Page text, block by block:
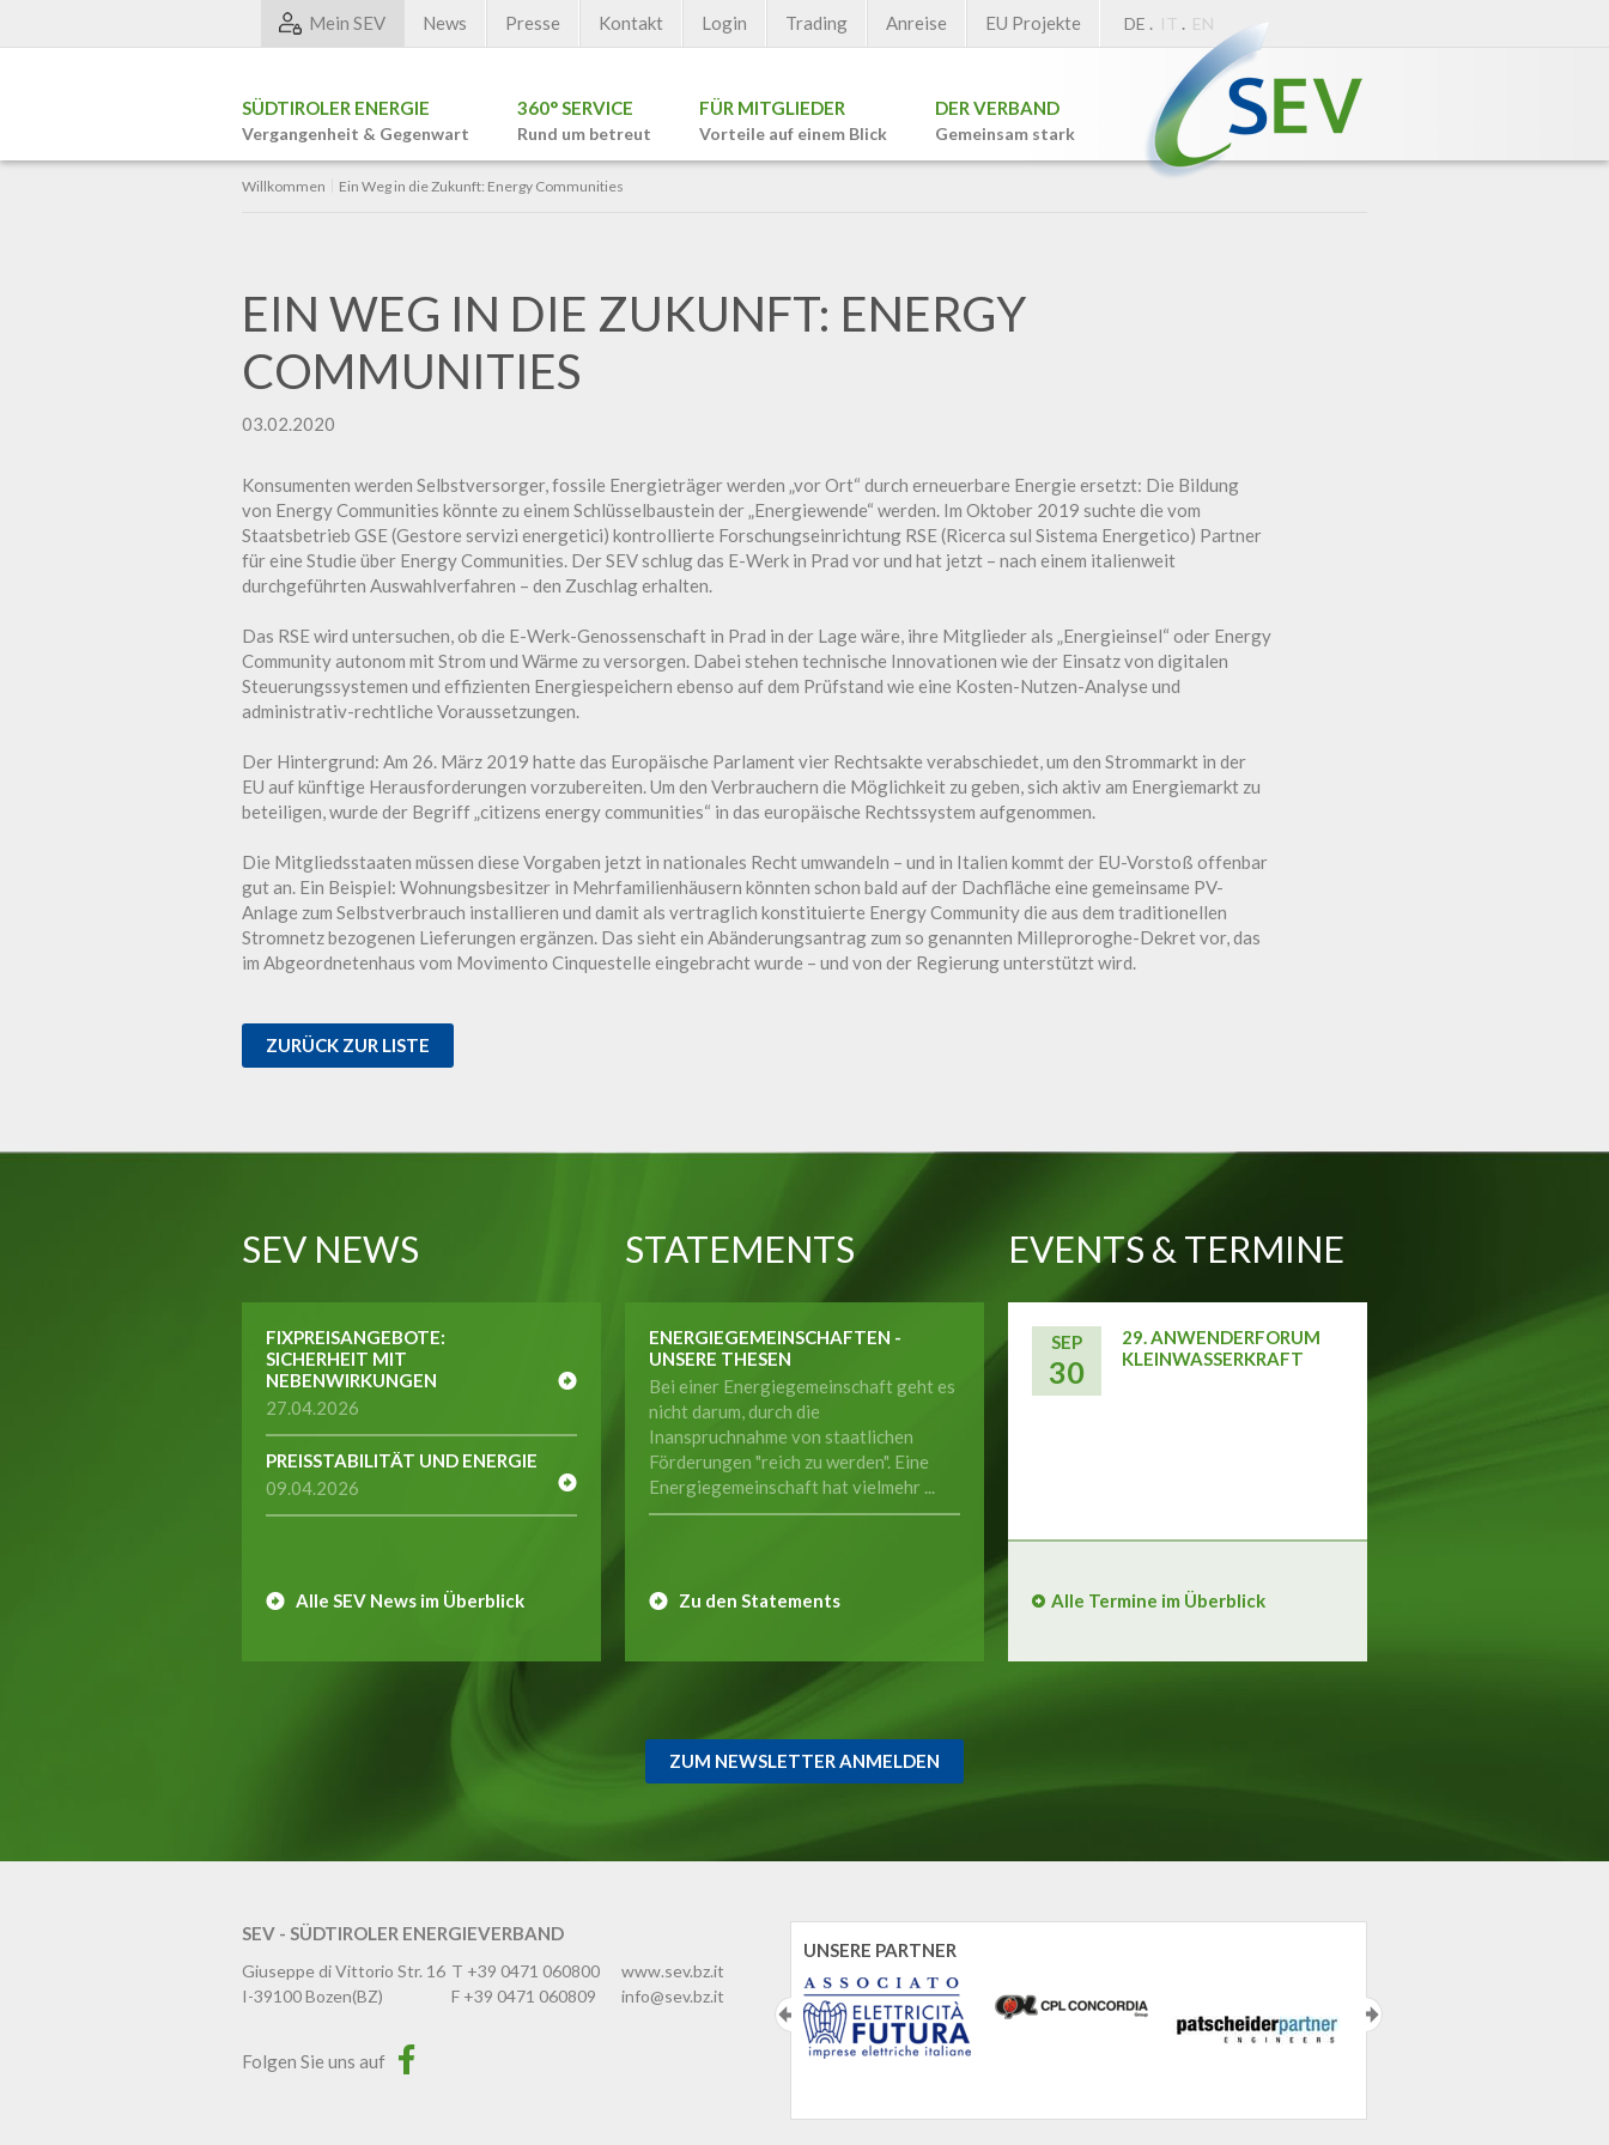
SÜDTIROLER ENERGIE
Vergangenheit & Gegenwart
360° SERVICE
Rund um betreut
FÜR MITGLIEDER
Vorteile auf einem Blick
DER VERBAND
Gemeinsam stark
Mein SEV News Presse Kontakt Login Trading Anreise EU Projekte DE . IT . EN
Willkommen Ein Weg in die Zukunft: Energy Communities
EIN WEG IN DIE ZUKUNFT: ENERGY
COMMUNITIES
03.02.2020
Konsumenten werden Selbstversorger, fossile Energieträger werden „vor Ort“ durch erneuerbare Energie ersetzt: Die Bildung
von Energy Communities könnte zu einem Schlüsselbaustein der „Energiewende“ werden. Im Oktober 2019 suchte die vom
Staatsbetrieb GSE (Gestore servizi energetici) kontrollierte Forschungseinrichtung RSE (Ricerca sul Sistema Energetico) Partner
für eine Studie über Energy Communities. Der SEV schlug das E-Werk in Prad vor und hat jetzt – nach einem italienweit
durchgeführten Auswahlverfahren – den Zuschlag erhalten.
Das RSE wird untersuchen, ob die E-Werk-Genossenschaft in Prad in der Lage wäre, ihre Mitglieder als „Energieinsel“ oder Energy
Community autonom mit Strom und Wärme zu versorgen. Dabei stehen technische Innovationen wie der Einsatz von digitalen
Steuerungssystemen und effizienten Energiespeichern ebenso auf dem Prüfstand wie eine Kosten-Nutzen-Analyse und
administrativ-rechtliche Voraussetzungen.
Der Hintergrund: Am 26. März 2019 hatte das Europäische Parlament vier Rechtsakte verabschiedet, um den Strommarkt in der
EU auf künftige Herausforderungen vorzubereiten. Um den Verbrauchern die Möglichkeit zu geben, sich aktiv am Energiemarkt zu
beteiligen, wurde der Begriff „citizens energy communities“ in das europäische Rechtssystem aufgenommen.
Die Mitgliedsstaaten müssen diese Vorgaben jetzt in nationales Recht umwandeln – und in Italien kommt der EU-Vorstoß offenbar
gut an. Ein Beispiel: Wohnungsbesitzer in Mehrfamilienhäusern könnten schon bald auf der Dachfläche eine gemeinsame PV-
Anlage zum Selbstverbrauch installieren und damit als vertraglich konstituierte Energy Community die aus dem traditionellen
Stromnetz bezogenen Lieferungen ergänzen. Das sieht ein Abänderungsantrag zum so genannten Milleproroghe-Dekret vor, das
im Abgeordnetenhaus vom Movimento Cinquestelle eingebracht wurde – und von der Regierung unterstützt wird.
ZURÜCK ZUR LISTE
SEV NEWS
FIXPREISANGEBOTE:
SICHERHEIT MIT
NEBENWIRKUNGEN
27.04.2026
PREISSTABILITÄT UND ENERGIE
09.04.2026
Alle SEV News im Überblick
STATEMENTS
ENERGIEGEMEINSCHAFTEN -
UNSERE THESEN
Bei einer Energiegemeinschaft geht es
nicht darum, durch die
Inanspruchnahme von staatlichen
Förderungen "reich zu werden". Eine
Energiegemeinschaft hat vielmehr ...
Zu den Statements
EVENTS & TERMINE
SEP
30
29. ANWENDERFORUM
KLEINWASSERKRAFT
Alle Termine im Überblick
ZUM NEWSLETTER ANMELDEN
SEV - SÜDTIROLER ENERGIEVERBAND
Giuseppe di Vittorio Str. 16
I-39100Bozen(BZ)
T +39 0471 060800
F +39 0471 060809
www.sev.bz.it
info@sev.bz.it
Folgen Sie uns auf
UNSERE PARTNER